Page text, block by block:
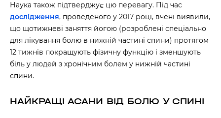
Наука також підтверджує цю перевагу. Під час
дослідження, проведеного у 2017 році, вчені виявили,
що щотижневі заняття йогою (розроблені спеціально
для лікування болю в нижній частині спини) протягом
12 тижнів покращують фізичну функцію і зменшують
біль у людей з хронічним болем у нижній частині
спини.
НАЙКРАЩІ АСАНИ ВІД БОЛЮ У СПИНІ